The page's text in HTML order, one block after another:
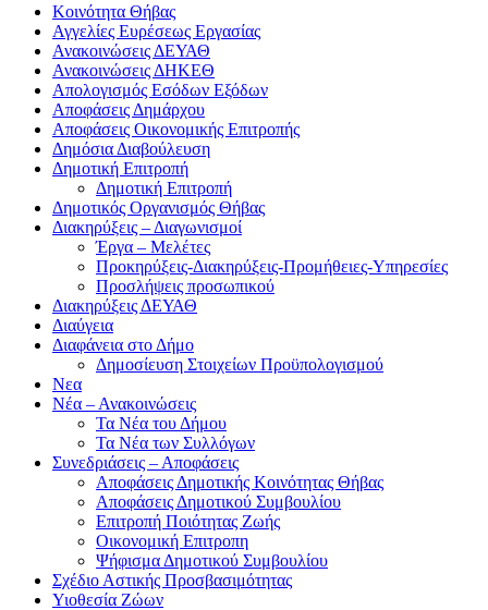
Kοινότητα Θήβας
Αγγελίες Ευρέσεως Εργασίας
Ανακοινώσεις ΔΕΥΑΘ
Ανακοινώσεις ΔΗΚΕΘ
Απολογισμός Εσόδων Εξόδων
Αποφάσεις Δημάρχου
Αποφάσεις Οικονομικής Επιτροπής
Δημόσια Διαβούλευση
Δημοτική Επιτροπή
Δημοτική Επιτροπή
Δημοτικός Οργανισμός Θήβας
Διακηρύξεις – Διαγωνισμοί
Έργα – Μελέτες
Προκηρύξεις-Διακηρύξεις-Προμήθειες-Υπηρεσίες
Προσλήψεις προσωπικού
Διακηρύξεις ΔΕΥΑΘ
Διαύγεια
Διαφάνεια στο Δήμο
Δημοσίευση Στοιχείων Προϋπολογισμού
Νεα
Νέα – Ανακοινώσεις
Τα Νέα του Δήμου
Τα Νέα των Συλλόγων
Συνεδριάσεις – Αποφάσεις
Αποφάσεις Δημοτικής Κοινότητας Θήβας
Αποφάσεις Δημοτικού Συμβουλίου
Επιτροπή Ποιότητας Ζωής
Οικονομική Επιτροπη
Ψήφισμα Δημοτικού Συμβουλίου
Σχέδιο Αστικής Προσβασιμότητας
Υιοθεσία Ζώων